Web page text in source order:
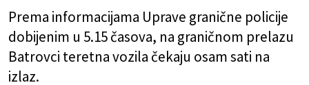
Prema informacijama Uprave granične policije
dobijenim u 5.15 časova, na graničnom prelazu
Batrovci teretna vozila čekaju osam sati na
izlaz.